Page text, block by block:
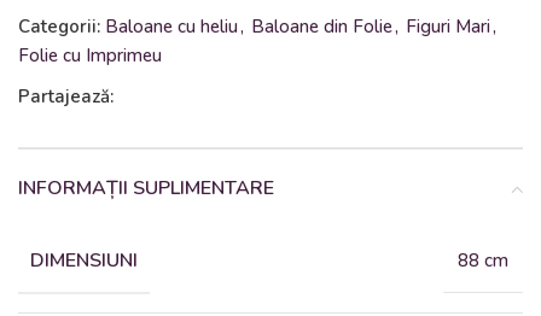
Categorii: Baloane cu heliu, Baloane din Folie, Figuri Mari,
Folie cu Imprimeu
Partajează:
INFORMAȚII SUPLIMENTARE
DIMENSIUNI 88 cm